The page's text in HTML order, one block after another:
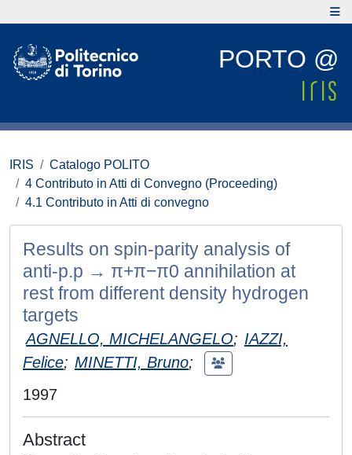
PORTO @
IRIS
Catalogo POLITO
4 Contributo in Atti di Convegno (Proceeding)
4.1 Contributo in Atti di convegno
Results on spin-parity analysis of
anti-p.p → π+π−π0 annihilation at
rest from different density hydrogen
targets
AGNELLO, MICHELANGELO; IAZZI,
Felice; MINETTI, Bruno;
1997
Abstract